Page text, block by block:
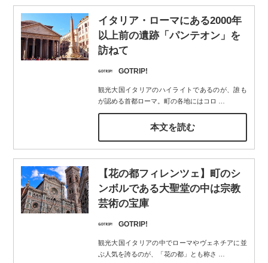
イタリア・ローマにある2000年
以上前の遺跡「パンテオン」を
訪ねて
GOTRIP!
観光大国イタリアのハイライトであるのが、誰も
が認める首都ローマ。町の各地にはコロ
本文を読む
【花の都フィレンツェ】町のシ
ンボルである大聖堂の中は宗教
芸術の宝庫
GOTRIP!
観光大国イタリアの中でローマやヴェネチアに並
ぶ人気を誇るのが、「花の都」とも称さ